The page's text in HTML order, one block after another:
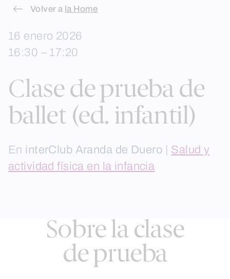
Skip
content
Volver a la Home
16 enero 2026
16:30 – 17:20
Clase de prueba de
ballet (ed. infantil)
En interClub Aranda de Duero
Salud y
actividad física en la infancia
Sobre la clase
de prueba